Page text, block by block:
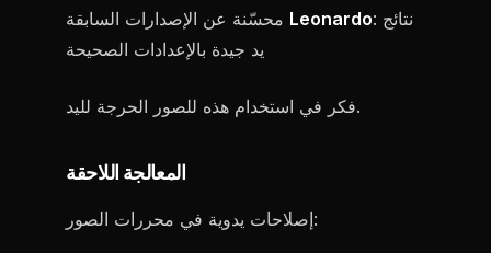
Leonardo: نتائج
يد جيدة بالإعدادات الصحيحة
فكر في استخدام هذه للصور الحرجة لليد.
المعالجة اللاحقة
إصلاحات يدوية في محررات الصور: